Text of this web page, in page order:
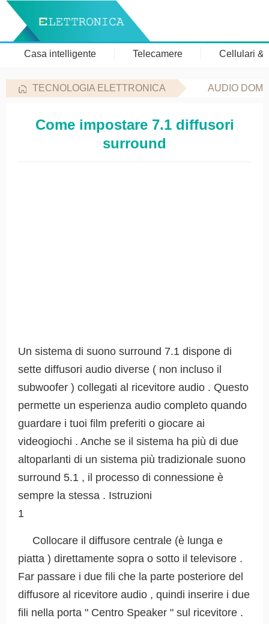
Casa intelligente Telecamere Cellulari &
TECNOLOGIA ELETTRONICA AUDIO
Come impostare 7.1 diffusori
surround
Un sistema di suono surround 7.1 dispone di
sette diffusori audio diverse ( non incluso il
subwoofer ) collegati al ricevitore audio . Questo
permette un esperienza audio completo quando
guardare i tuoi film preferiti o giocare ai
videogiochi . Anche se il sistema ha più di due
altoparlanti di un sistema più tradizionale suono
surround 5.1 , il processo di connessione è
sempre la stessa . Istruzioni
1
Collocare il diffusore centrale (è lunga e
piatta ) direttamente sopra o sotto il televisore .
Far passare i due fili che la parte posteriore del
diffusore al ricevitore audio , quindi inserire i due
fili nella porta " Centro Speaker " sul ricevitore .